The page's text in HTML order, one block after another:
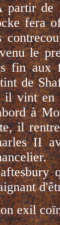
partir de
fera
le
fin aux
de
il vint en
à
il
II
exil